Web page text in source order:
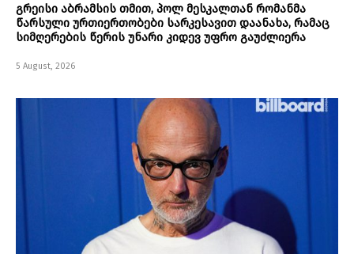
გრეისი აბრამსის თმით, პოლ მესკალთან რომანმა
წარსული ურთიერთობები სარკესავით დაანახა, რამაც
სიმღერების წერის უნარი კიდევ უფრო გაუძლიერა
5 August, 2026